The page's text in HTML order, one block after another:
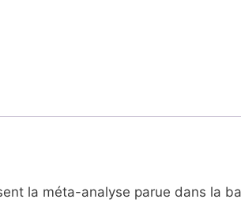
la méta-analyse parue dans la